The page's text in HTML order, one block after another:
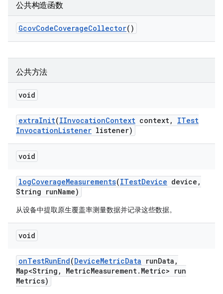
公共构造函数
GcovCodeCoverageCollector()
公共方法
void
extraInit(IInvocationContext context,
ITest
InvocationListener listener)
void
logCoverageMeasurements(ITestDevice device ,
String runName)
从设备中提取原生覆盖率测量数据并记录这些数据。
void
onTestRunEnd(DeviceMetricData runData ,
Map<String , MetricMeasurement. Metric> run
Metrics)